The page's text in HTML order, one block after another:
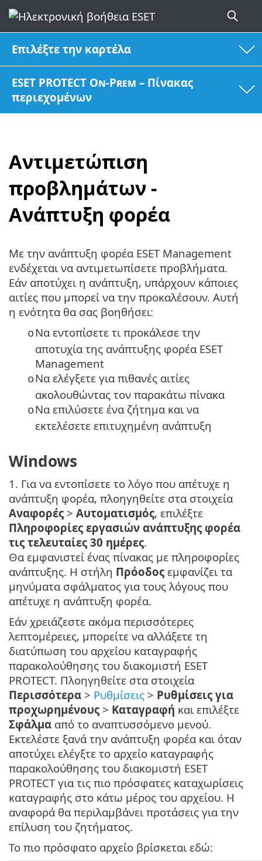
Επιλέξτε την καρτέλα
ESET PROTECT On-Prem – Πίνακας
περιεχομένων
Αντιμετώπιση
προβλημάτων -
Ανάπτυξη φορέα
Με την ανάπτυξη φορέα ESET Management
ενδέχεται να αντιμετωπίσετε προβλήματα.
Εάν αποτύχει η ανάπτυξη, υπάρχουν κάποιες
αιτίες που μπορεί να την προκαλέσουν. Αυτή
η ενότητα θα σας βοηθήσει:
oΝα εντοπίσετε τι προκάλεσε την
αποτυχία της ανάπτυξης φορέα ESET
Management
oΝα ελέγξετε για πιθανές αιτίες
ακολουθώντας τον παρακάτω πίνακα
oΝα επιλύσετε ένα ζήτημα και να
εκτελέσετε επιτυχημένη ανάπτυξη
Windows
1. Για να εντοπίσετε το λόγο που απέτυχε η
ανάπτυξη φορέα, πλοηγηθείτε στα στοιχεία
Αναφορές > Αυτοματισμός, επιλέξτε
Πληροφορίες εργασιών ανάπτυξης φορέα
τις τελευταίες 30 ημέρες.
Θα εμφανιστεί ένας πίνακας με πληροφορίες
ανάπτυξης. Η στήλη Πρόοδος εμφανίζει τα
μηνύματα σφάλματος για τους λόγους που
απέτυχε η ανάπτυξη φορέα.
Εάν χρειάζεστε ακόμα περισσότερες
λεπτομέρειες, μπορείτε να αλλάξετε τη
διατύπωση του αρχείου καταγραφής
παρακολούθησης του διακομιστή ESET
PROTECT. Πλοηγηθείτε στα στοιχεία
Περισσότερα > Ρυθμίσεις > Ρυθμίσεις για
προχωρημένους > Καταγραφή και επιλέξτε
Σφάλμα από το αναπτυσσόμενο μενού.
Εκτελέστε ξανά την ανάπτυξη φορέα και όταν
αποτύχει ελέγξτε το αρχείο καταγραφής
παρακολούθησης του διακομιστή ESET
PROTECT για τις πιο πρόσφατες καταχωρίσεις
καταγραφής στο κάτω μέρος του αρχείου. Η
αναφορά θα περιλαμβάνει προτάσεις για την
επίλυση του ζητήματος.
Το πιο πρόσφατο αρχείο βρίσκεται εδώ: